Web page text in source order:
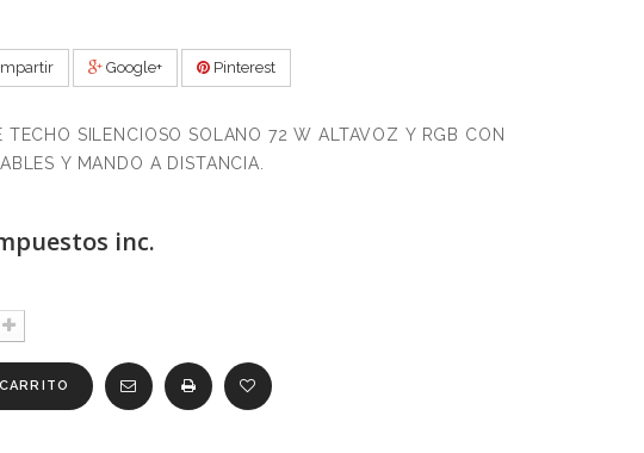
Google+ Pinterest
TECHO SILENCIOSO SOLANO 72 W ALTAVOZ Y RGB CON
Y MANDO A DISTANCIA.
inc.